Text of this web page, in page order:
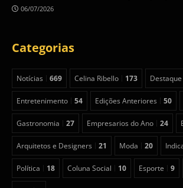
06/07/2026
Categorias
Notícias 669 Celina Ribello 173 Destaque
Entretenimento 54 Edições Anteriores 50
Gastronomia 27 Empresarios do Ano 24
Arquitetos e Designers 21 Moda 20
Política 18 Coluna Social 10 Esporte 9